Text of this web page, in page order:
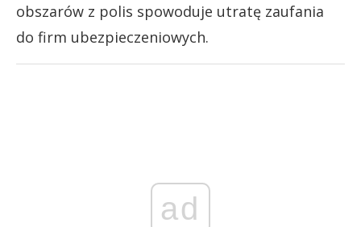
obszarów z polis spowoduje utratę zaufania
do firm ubezpieczeniowych.
ad